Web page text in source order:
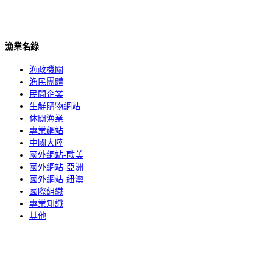
漁業名錄
漁政機關
漁民團體
民間企業
生鮮購物網站
休閒漁業
專業網站
中國大陸
國外網站-歐美
國外網站-亞洲
國外網站-紐澳
國際組織
專業知識
其他